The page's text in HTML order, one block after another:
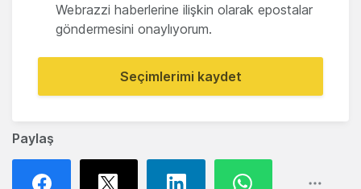
Paylaş
Webrazzi haberlerine ilişkin olarak epostalar
göndermesini onaylıyorum.
Seçimlerimi kaydet